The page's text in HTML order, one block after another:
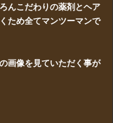
んこだわりの薬剤とヘア
ため全てマンツーマンで
画像を見ていただく事が